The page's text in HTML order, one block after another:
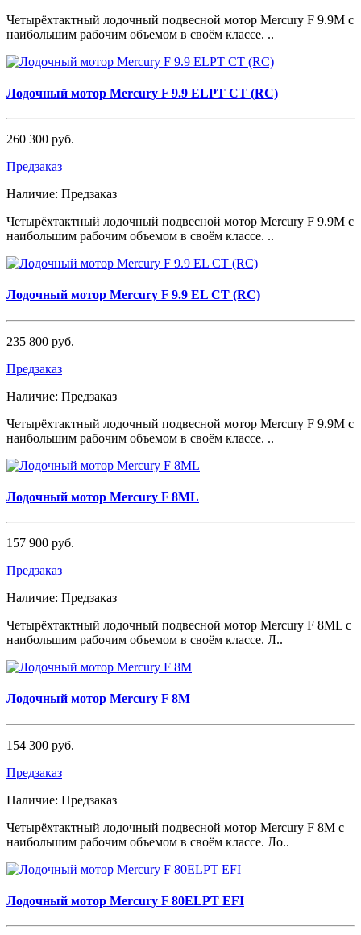
Четырёхтактный лодочный подвесной мотор Mercury F 9.9М с
наибольшим рабочим объемом в своём классе. ..
Лодочный мотор Mercury F 9.9 ELPT CT (RC)
260 300 руб.
Предзаказ
Наличие: Предзаказ
Четырёхтактный лодочный подвесной мотор Mercury F 9.9М с
наибольшим рабочим объемом в своём классе. ..
Лодочный мотор Mercury F 9.9 EL CT (RC)
235 800 руб.
Предзаказ
Наличие: Предзаказ
Четырёхтактный лодочный подвесной мотор Mercury F 9.9М с
наибольшим рабочим объемом в своём классе. ..
Лодочный мотор Mercury F 8ML
157 900 руб.
Предзаказ
Наличие: Предзаказ
Четырёхтактный лодочный подвесной мотор Mercury F 8МL с
наибольшим рабочим объемом в своём классе. Л..
Лодочный мотор Mercury F 8M
154 300 руб.
Предзаказ
Наличие: Предзаказ
Четырёхтактный лодочный подвесной мотор Mercury F 8М с
наибольшим рабочим объемом в своём классе. Ло..
Лодочный мотор Mercury F 80ELPT EFI